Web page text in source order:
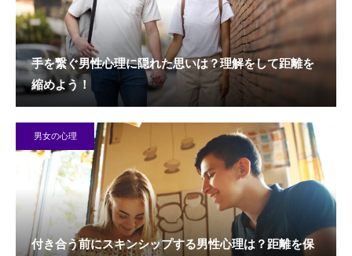
手を繋ぐ男性心理に隠れた思いは？理解をして距離を
縮めよう！
男女の心理
付き合う前にスキンシップする男性心理は？距離を保